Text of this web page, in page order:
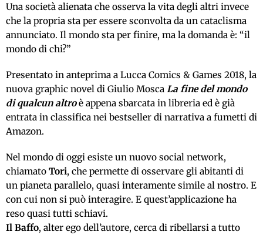
Una società alienata che osserva la vita degli altri invece
che la propria sta per essere sconvolta da un cataclisma
annunciato. Il mondo sta per finire, ma la domanda è: “il
mondo di chi?”
Presentato in anteprima a Lucca Comics & Games 2018, la
nuova graphic novel di Giulio Mosca La fine del mondo
di qualcun altroè appena sbarcata in libreria ed è già
entrata in classifica nei bestseller di narrativa a fumetti di
Amazon.
Nel mondo di oggi esiste un nuovo social network,
chiamato Tori, che permette di osservare gli abitanti di
un pianeta parallelo, quasi interamente simile al nostro. E
con cui non si può interagire. E quest’applicazione ha
reso quasi tutti schiavi.
Il Baffo, alter ego dell’autore, cerca di ribellarsi a tutto